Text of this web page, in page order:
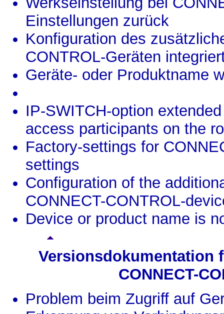
Einstellungen zurück
Konfiguration des
CONTROL-Geräten
Geräte- oder Produktname
IP-SWITCH-option
access participants on the
Factory-settings for
settings
Configuration of the
CONNECT-CONTROL-
Device or product name is
Versionsdokumentation
CONNECT-
Problem beim Zugriff auf